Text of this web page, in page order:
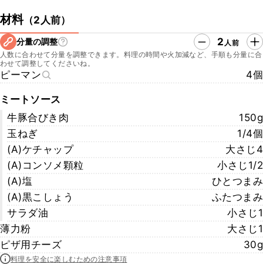
材料（2人前）
分量の調整 2 人前
人数に合わせて分量を調整できます。料理の時間や火加減など、手順も分量に合
わせて調整してくださいね。
ピーマン 4個
ミートソース
牛豚合びき肉
150g
玉ねぎ
1/4個
(A)ケチャップ
大さじ4
(A)コンソメ顆粒
小さじ1/2
(A)塩
ひとつまみ
(A)黒こしょう
ふたつまみ
サラダ油
小さじ1
薄力粉
大さじ1
ピザ用チーズ
30g
料理を安全に楽しむための注意事項